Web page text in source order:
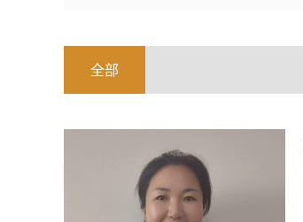
全部